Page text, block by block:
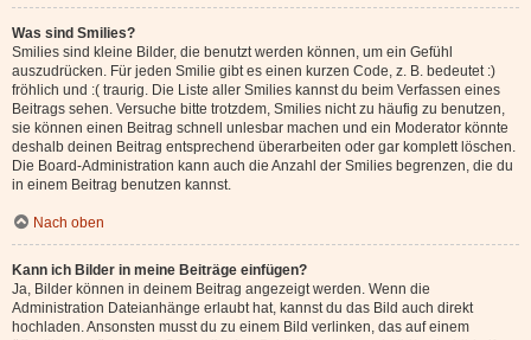
Was sind Smilies?
Smilies sind kleine Bilder, die benutzt werden können, um ein Gefühl
auszudrücken. Für jeden Smilie gibt es einen kurzen Code, z. B. bedeutet :)
fröhlich und :( traurig. Die Liste aller Smilies kannst du beim Verfassen eines
Beitrags sehen. Versuche bitte trotzdem, Smilies nicht zu häufig zu benutzen,
sie können einen Beitrag schnell unlesbar machen und ein Moderator könnte
deshalb deinen Beitrag entsprechend überarbeiten oder gar komplett löschen.
Die Board-Administration kann auch die Anzahl der Smilies begrenzen, die du
in einem Beitrag benutzen kannst.
Nach oben
Kann ich Bilder in meine Beiträge einfügen?
Ja, Bilder können in deinem Beitrag angezeigt werden. Wenn die
Administration Dateianhänge erlaubt hat, kannst du das Bild auch direkt
hochladen. Ansonsten musst du zu einem Bild verlinken, das auf einem